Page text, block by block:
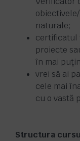
naturale;
certificatul
proiecte
în mai
vrei să ai
cele mai
cu o vastă
Structura